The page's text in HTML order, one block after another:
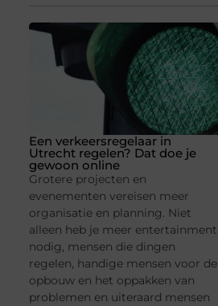
Een verkeersregelaar in
Utrecht regelen? Dat doe je
gewoon online
Grotere projecten en
evenementen vereisen meer
organisatie en planning. Niet
alleen heb je meer entertainment
nodig, mensen die dingen
regelen, handige mensen voor de
opbouw en het oppakken van
problemen en uiteraard mensen